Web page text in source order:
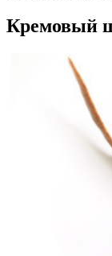
Кремовый